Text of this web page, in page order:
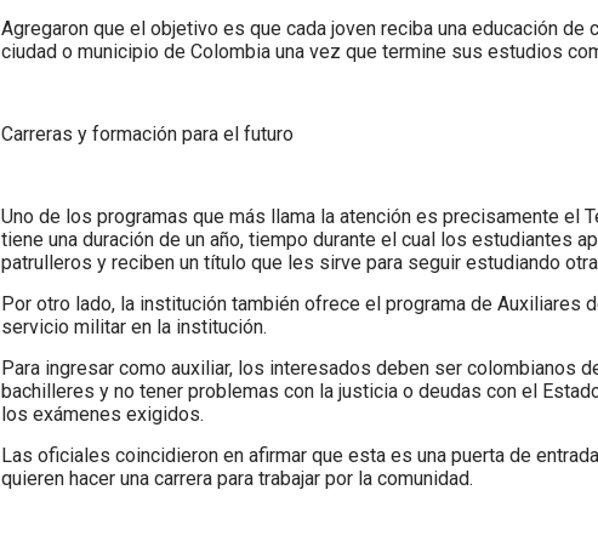
Agregaron que el objetivo es que cada joven reciba una educación de
ciudad o municipio de Colombia una vez que termine sus estudios
Carreras y formación para el futuro
Uno de los programas que más llama la atención es precisamente el
tiene una duración de un año, tiempo durante el cual los estudiantes
patrulleros y reciben un título que les sirve para seguir estudiando
Por otro lado, la institución también ofrece el programa de Auxiliares
servicio militar en la institución.
Para ingresar como auxiliar, los interesados deben ser colombianos
bachilleres y no tener problemas con la justicia o deudas con el
los exámenes exigidos.
Las oficiales coincidieron en afirmar que esta es una puerta de
quieren hacer una carrera para trabajar por la comunidad.